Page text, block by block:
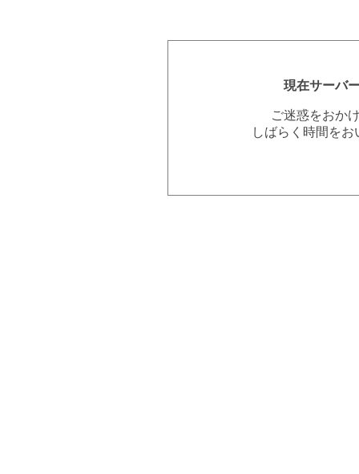
現在サーバ
ご迷惑をおか
しばらく時間を